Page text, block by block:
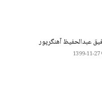
عبدالحفیظ آهنگرپور
1399-11-27